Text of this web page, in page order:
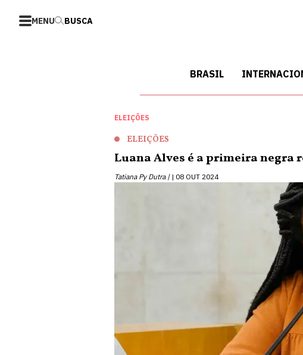
MENU BUSCA
BRASIL
ELEIÇÕES
ELEIÇÕES
Luana Alves é a primeira negra
Tatiana Py Dutra | 08 OUT 2024